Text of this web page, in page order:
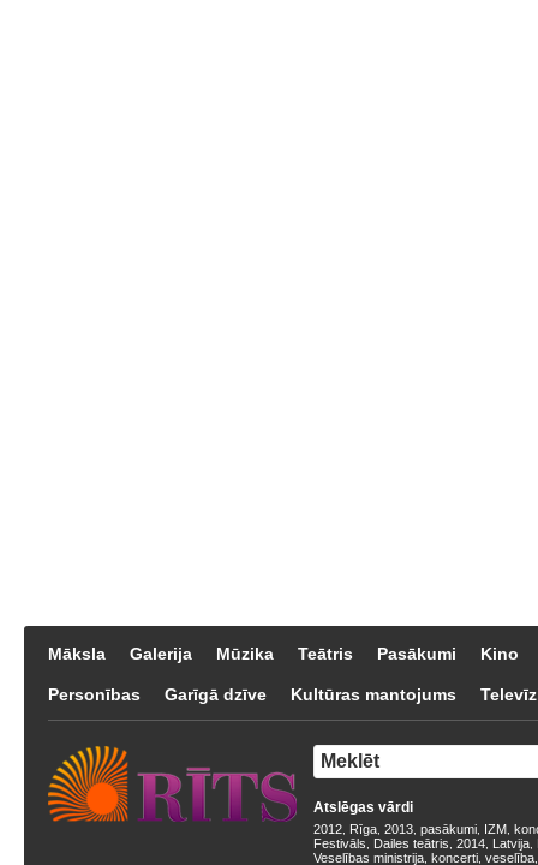
Māksla Galerija Mūzika Teātris Pasākumi Kino
Personības Garīgā dzīve Kultūras mantojums
Atslēgas vārdi
2012 Rīga 2013 pasākumi IZM
Festivāls
Dailes teātris 2014 Latvija
Veselības ministrija koncerti veselība